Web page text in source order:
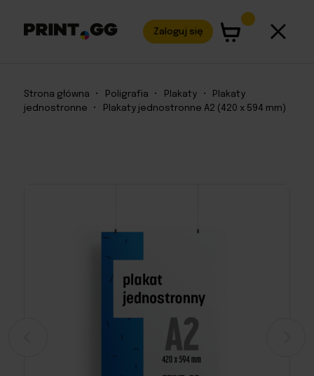
Zaloguj się
Strona główna • Poligrafia • Plakaty •
Plakaty
jednostronne
• Plakaty jednostronne A2 (420 x 594 mm)